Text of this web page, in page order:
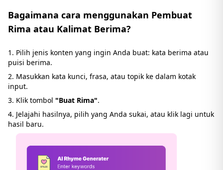
Bagaimana cara menggunakan Pembuat
Rima atau Kalimat Berima?
Pilih jenis konten yang ingin Anda buat: kata berima atau
puisi berima.
Masukkan kata kunci, frasa, atau topik ke dalam kotak
input.
Klik tombol "Buat Rima".
Jelajahi hasilnya, pilih yang Anda sukai, atau klik lagi untuk
hasil baru.